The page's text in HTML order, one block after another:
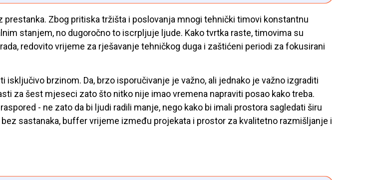
prestanka. Zbog pritiska tržišta i poslovanja mnogi tehnički timovi konstantnu
stanjem, no dugoročno to iscrpljuje ljude. Kako tvrtka raste, timovima su
redovito vrijeme za rješavanje tehničkog duga i zaštićeni periodi za fokusirani
isključivo brzinom. Da, brzo isporučivanje je važno, ali jednako je važno izgraditi
za šest mjeseci zato što nitko nije imao vremena napraviti posao kako treba.
- ne zato da bi ljudi radili manje, nego kako bi imali prostora sagledati širu
sastanaka, buffer vrijeme između projekata i prostor za kvalitetno razmišljanje i